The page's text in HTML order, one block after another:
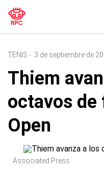
TENIS - 3 de septiembre de
Thiem
octavos de
Open
Associated Press